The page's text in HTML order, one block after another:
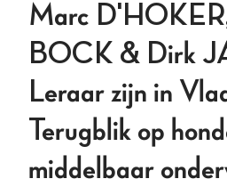
Marc
BOCK & Dirk
Leraar zijn in
Terugblik op
middelbaar